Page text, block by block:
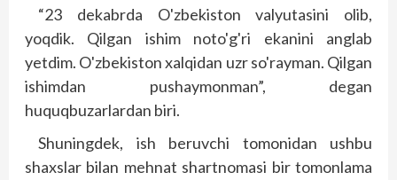
“23 dekabrda O'zbekiston valyutasini olib,
yoqdik. Qilgan ishim noto'g'ri ekanini anglab
yetdim. O'zbekiston xalqidan uzr so'rayman. Qilgan
ishimdan pushaymonman”, degan
huquqbuzarlardan biri.
Shuningdek, ish beruvchi tomonidan ushbu
shaxslar bilan mehnat shartnomasi bir tomonlama